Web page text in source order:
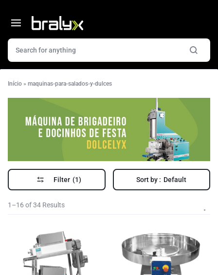
Início » maquinas-para-salados-y-dulces
Filter (1) Sort by : Default
1–16 of 34 Results